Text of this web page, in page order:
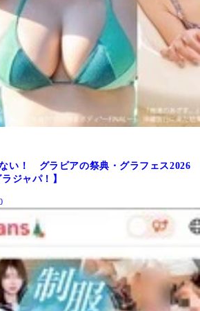
い！ グラビアの祭典・グラフェス2026
ジャパ！】